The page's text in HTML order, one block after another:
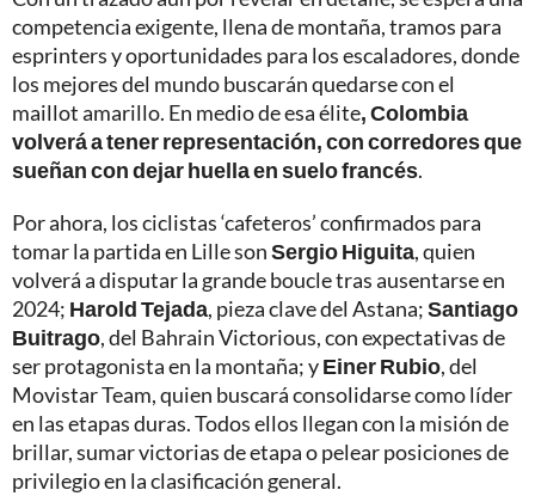
competencia exigente, llena de montaña, tramos para
esprinters y oportunidades para los escaladores, donde
los mejores del mundo buscarán quedarse con el
maillot amarillo. En medio de esa élite, Colombia
volverá a tener representación, con corredores que
sueñan con dejar huella en suelo francés.
Por ahora, los ciclistas ‘cafeteros’ confirmados para
tomar la partida en Lille sonSergio Higuita, quien
volverá a disputar la grande boucle tras ausentarse en
2024; Harold Tejada, pieza clave del Astana;Santiago
Buitrago, del Bahrain Victorious, con expectativas de
ser protagonista en la montaña; yEiner Rubio, del
Movistar Team, quien buscará consolidarse como líder
en las etapas duras. Todos ellos llegan con la misión de
brillar, sumar victorias de etapa o pelear posiciones de
privilegio en la clasificación general.